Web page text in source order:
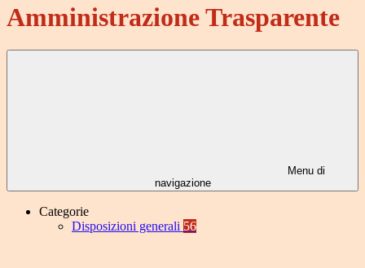
Amministrazione Trasparente
Menu di
navigazione
Categorie
Disposizioni generali 56